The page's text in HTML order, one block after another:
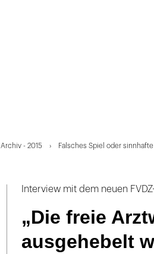
Archiv - 2015 Falsches Spiel oder
Interview mit dem neuen
„Die freie
ausgehebelt